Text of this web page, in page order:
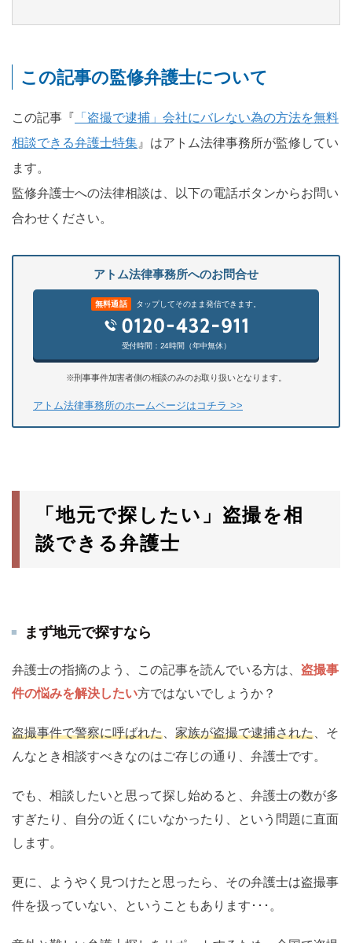
この記事の監修弁護士について
この記事『
「盗撮で逮捕」会社にバレない為の方法を無料
相談できる弁護士特集』はアトム法律事務所が監修してい
ます。
監修弁護士への法律相談は、以下の電話ボタンからお問い
合わせください。
アトム法律事務所へのお問合せ
無料通話 タップしてそのまま発信できます。
受付時間：24時間（年中無休）
※刑事事件加害者側の相談のみのお取り扱いとなります。
アトム法律事務所のホームページはコチラ >>
「地元で探したい」盗撮を相
談できる弁護士
まず地元で探すなら
弁護士の指摘のよう、この記事を読んでいる方は、 盗撮事
件の悩みを解決したい方ではないでしょうか？
盗撮事件で警察に呼ばれた、 家族が盗撮で逮捕された、そ
んなとき相談すべきなのはご存じの通り、弁護士です。
でも、相談したいと思って探し始めると、弁護士の数が多
すぎたり、自分の近くにいなかったり、という問題に直面
します。
更に、ようやく見つけたと思ったら、その弁護士は盗撮事
件を扱っていない、ということもあります･･･。